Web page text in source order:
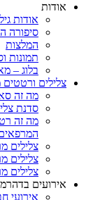
אודות
אודות
סיפורה
המלצות
תמונות
בלוג –
צלילים
מה זה
סדנת
מה זה
צלילים
צלילים
צלילים
אירועים
אירועי